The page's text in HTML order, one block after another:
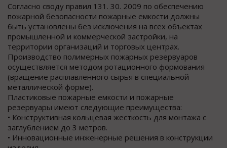
Согласно своду правил 131. 30. 2009 по обеспечению
пожарной безопасности пожарные емкости должны
быть установлены без исключения на всех объектах
промышленной и коммерческой застройки, на
территории организаций и торговых центрах.
Производство полимерных пожарных резервуаров
осуществляется методом ротационного формования
(вращение расплавленного сырья в специальной
металлической форме).
Пластиковые пожарные емкости и пожарные
резервуары имеют следующие преимущества:
• Конструктивная кольцевая жесткость для монтажа с
заглублением до 3 метров.
• Инновационные инженерные решения в конструкции